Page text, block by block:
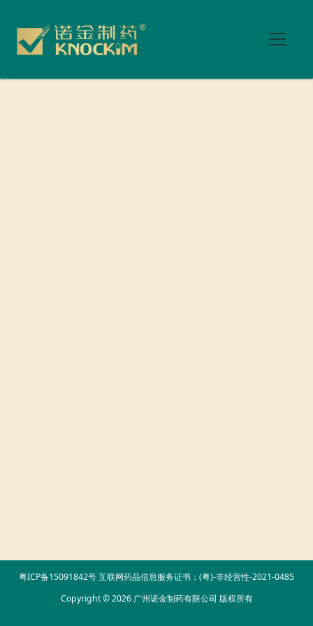
粤ICP备15091842号互联网药品信息服务证书：(粤)-非经营性-2021-0485
Copyright © 2026 广州诺金制药有限公司 版权所有